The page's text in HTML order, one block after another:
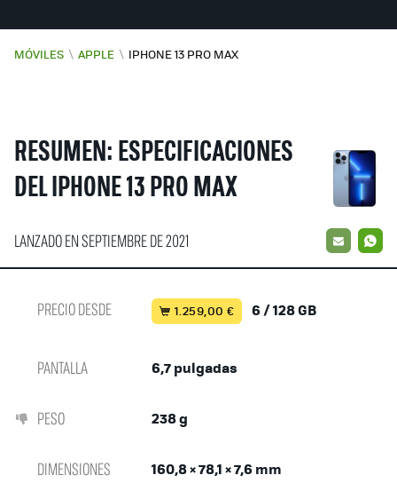
MÓVILES \ APPLE \ IPHONE 13 PRO MAX
RESUMEN: ESPECIFICACIONES
DEL IPHONE 13 PRO MAX
LANZADO EN SEPTIEMBRE DE 2021 EMAIL
PRECIO DESDE 1.259,00 € 6 / 128 GB
PANTALLA 6,7 pulgadas
PESO 238 g
DIMENSIONES 160,8 × 78,1 × 7,6 mm